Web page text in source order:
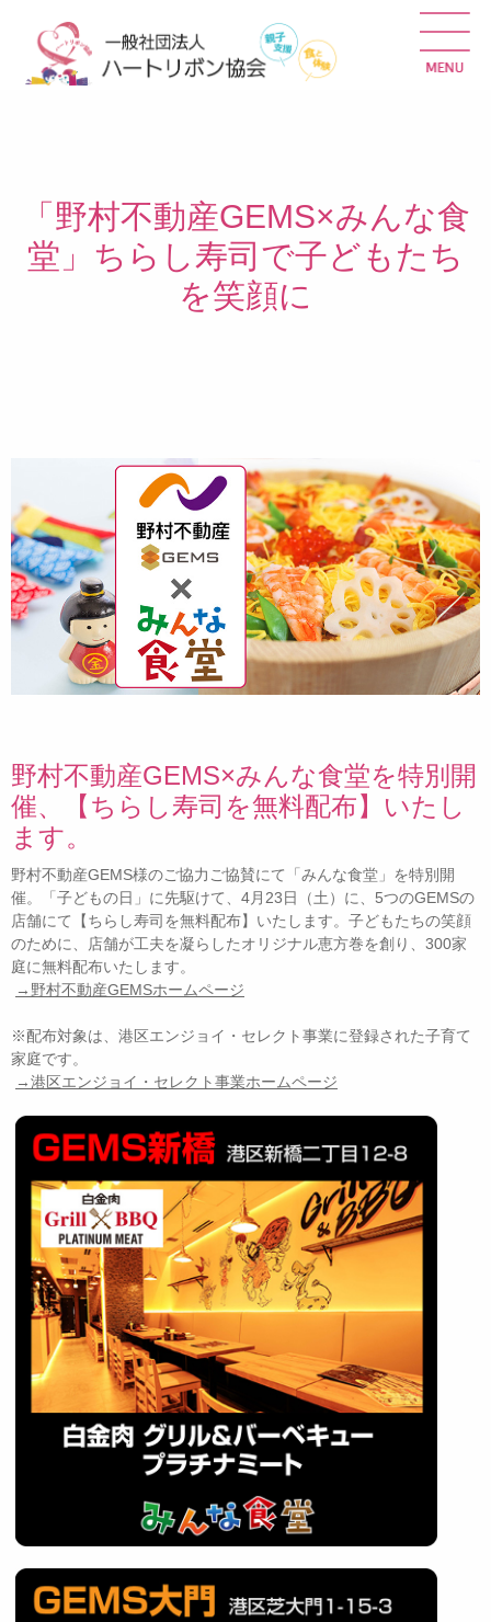
「野村不動産GEMS×みんな食
堂」ちらし寿司で子どもたち
を笑顔に
野村不動産GEMS×みんな食堂を特別開
催、【ちらし寿司を無料配布】いたし
ます。
野村不動産GEMS様のご協力ご協賛にて「みんな食堂」を特別開
催。「子どもの日」に先駆けて、4月23日（土）に、5つのGEMSの
店舗にて【ちらし寿司を無料配布】いたします。子どもたちの笑顔
のために、店舗が工夫を凝らしたオリジナル恵方巻を創り、300家
庭に無料配布いたします。
→野村不動産GEMSホームページ
※配布対象は、港区エンジョイ・セレクト事業に登録された子育て
家庭です。
→港区エンジョイ・セレクト事業ホームページ